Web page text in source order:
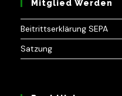
Mitglied Werden
Beitrittserklärung SEPA
Satzung